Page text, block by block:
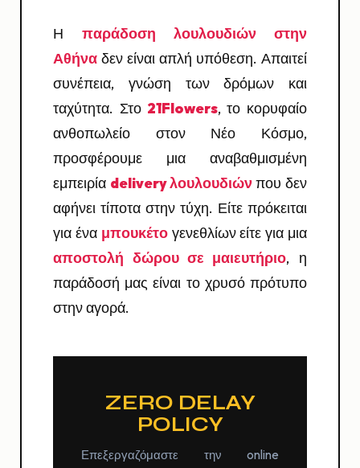
Ηπαράδοση λουλουδιών στην
Αθήνα δεν είναι απλή υπόθεση. Απαιτεί
συνέπεια, γνώση των δρόμων και
ταχύτητα. Στο 21Flowers, το κορυφαίο
ανθοπωλείο στον Νέο Κόσμο,
προσφέρουμε μια αναβαθμισμένη
εμπειρία delivery λουλουδιώνπου δεν
αφήνει τίποτα στην τύχη. Είτε πρόκειται
για ένα μπουκέτογενεθλίων είτε για μια
αποστολή δώρου σε μαιευτήριο, η
παράδοσή μας είναι το χρυσό πρότυπο
στην αγορά.
ZERO DELAY
POLICY
Επεξεργαζόμαστε την online